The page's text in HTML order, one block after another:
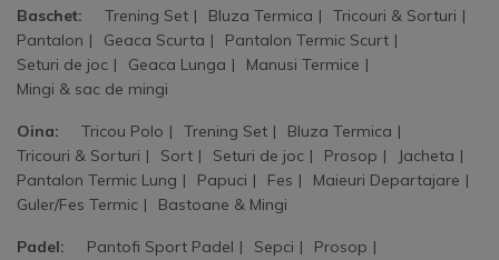
Baschet: Trening Set Bluza Termica
Tricouri & Sorturi
Pantalon
Geaca Scurta
Pantalon Termic Scurt
Seturi de joc
Geaca Lunga
Manusi Termice
Mingi & sac de mingi
Oina: Tricou Polo Trening Set
Bluza Termica
Tricouri & Sorturi
Sort Seturi de joc Prosop
Jacheta
Pantalon Termic Lung
Papuci Fes
Maieuri Departajare
Guler/Fes Termic
Bastoane & Mingi
Padel: Pantofi Sport Padel Sepci
Prosop